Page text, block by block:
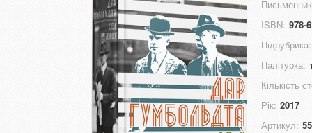
ISBN: 978-
Підрубрика:
Палітурка:
Кількість
Рік: 2017
Артикул: